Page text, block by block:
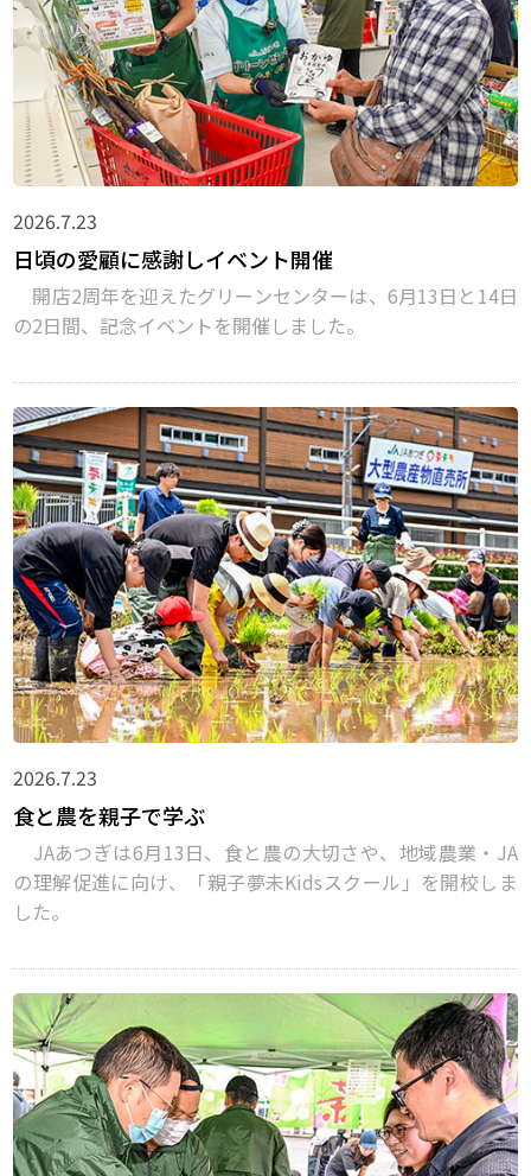
2026.7.23
日頃の愛顧に感謝しイベント開催
開店2周年を迎えたグリーンセンターは、6月13日と14日
の2日間、記念イベントを開催しました。
2026.7.23
食と農を親子で学ぶ
JAあつぎは6月13日、食と農の大切さや、地域農業・JA
の理解促進に向け、「親子夢未Kidsスクール」を開校しま
した。